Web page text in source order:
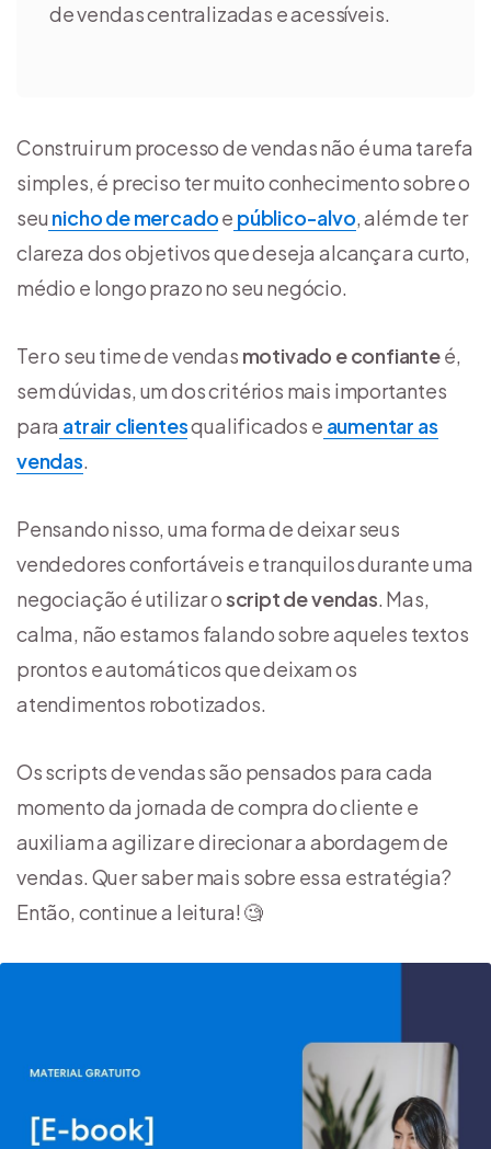
de vendas centralizadas e acessíveis.
Construir um processo de vendas não é uma tarefa
simples, é preciso ter muito conhecimento sobre o
seu nicho de mercadoe público-alvo, além de ter
clareza dos objetivos que deseja alcançar a curto,
médio e longo prazo no seu negócio.
Ter o seu time de vendas motivado e confianteé,
sem dúvidas, um dos critérios mais importantes
para atrair clientesqualificados e aumentar as
vendas.
Pensando nisso, uma forma de deixar seus
vendedores confortáveis e tranquilos durante uma
negociação é utilizar oscript de vendas. Mas,
calma, não estamos falando sobre aqueles textos
prontos e automáticos que deixam os
atendimentos robotizados.
Os scripts de vendas são pensados para cada
momento da jornada de compra do cliente e
auxiliam a agilizar e direcionar a abordagem de
vendas. Quer saber mais sobre essa estratégia?
Então, continue a leitura! 🧐